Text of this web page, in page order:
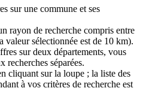
sur une commune et ses
rayon de recherche compris entre
valeur sélectionnée est de 10 km).
sur deux départements, vous
recherches séparées.
cliquant sur la loupe ; la liste des
à vos critères de recherche est